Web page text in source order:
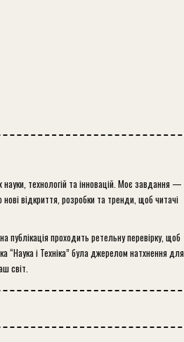
технологій та інновацій. Моє завдання —
відкриття, розробки та тренди, щоб читачі
проходить ретельну перевірку, щоб
“Наука і Техніка” була джерелом натхнення для
світ.